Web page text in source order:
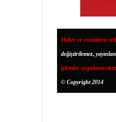
Haber ve resimlerin
değiştirilemez,
işlemler
© Copyright 2014